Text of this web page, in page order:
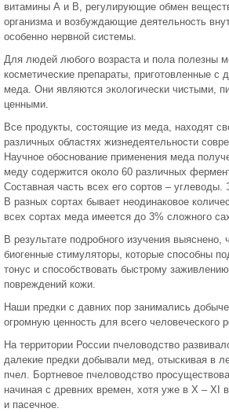
витамины А и В, регулирующие обмен
организма и возбуждающие деятельность
особенно нервной системы.
Для людей любого возраста и пола полезны
косметические препараты, приготовленные с
меда. Они являются экологически чистыми,
ценными.
Все продукты, состоящие из меда, находят
различных областях жизнедеятельности
Научное обоснование применения меда
меду содержится около 60 различных
Составная часть всех его сортов – углеводы.
В разных сортах бывает неодинаковое
всех сортах меда имеется до 3% сложного
В результате подробного изучения выяснено,
биогенные стимуляторы, которые способны
тонус и способствовать быстрому
повреждений кожи.
Наши предки с давних пор занимались
огромную ценность для всего человеческого
На территории России пчеловодство
далекие предки добывали мед, отыскивая в
пчел. Бортневое пчеловодство
начиная с древних времен, хотя уже в X – XI
и пасечное.